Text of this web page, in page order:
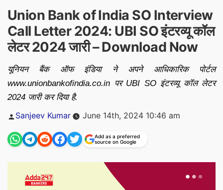
Union Bank of India SO Interview
Call Letter 2024: UBI SO इंटरव्यू कॉल
लेटर 2024 जारी – Download Now
यूनियन बैंक ऑफ इंडिया ने अपने आधिकारिक पोर्टल
www.unionbankofindia.co.in पर UBI SO इंटरव्यू कॉल लेटर
2024 जारी कर दिया है.
Posted
Sanjeev Kumar June 14th, 2024 10:46 am
Add as a preferred
source on Google